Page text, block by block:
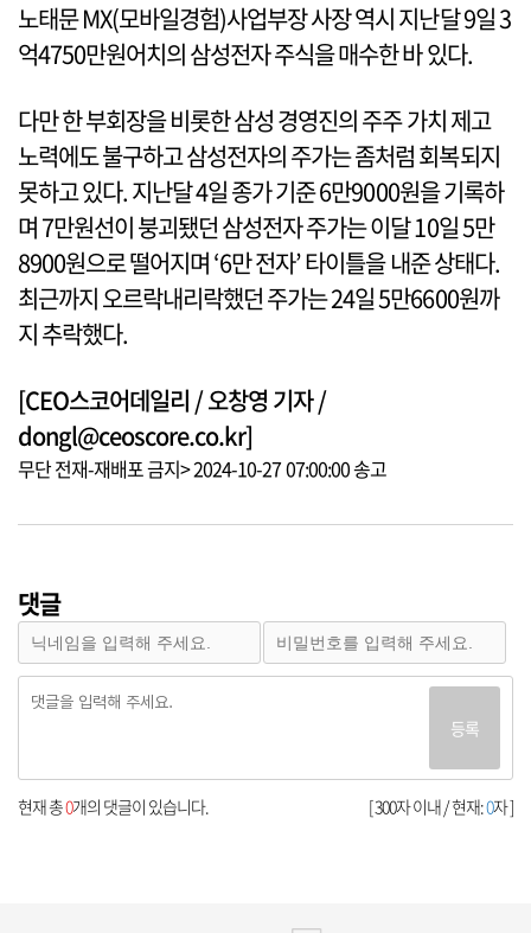
노태문 MX(모바일경험)사업부장 사장 역시 지난달 9일 3
억4750만원어치의 삼성전자 주식을 매수한 바 있다.
다만 한 부회장을 비롯한 삼성 경영진의 주주 가치 제고
노력에도 불구하고 삼성전자의 주가는 좀처럼 회복되지
못하고 있다. 지난달 4일 종가 기준 6만9000원을 기록하
며 7만원선이 붕괴됐던 삼성전자 주가는 이달 10일 5만
8900원으로 떨어지며 ‘6만 전자’ 타이틀을 내준 상태다.
최근까지 오르락내리락했던 주가는 24일 5만6600원까
지 추락했다.
[CEO스코어데일리 / 오창영 기자 /
dongl@ceoscore.co.kr]
무단 전재-재배포 금지> 2024-10-27 07:00:00 송고
댓글
등록
[ 300자 이내 / 현재:0자 ]
현재 총0개의 댓글이 있습니다.